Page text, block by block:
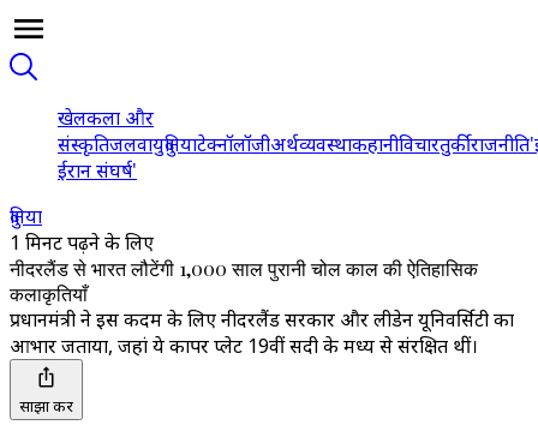
खेलकला और
संस्कृतिजलवायुदुनियाटेक्नॉलॉजीअर्थव्यवस्थाकहानीविचारतुर्कीराजनीति
ईरान संघर्ष'
दुनिया
1 मिनट पढ़ने के लिए
नीदरलैंड से भारत लौटेंगी 1,000 साल पुरानी चोल काल की ऐतिहासिक
कलाकृतियाँ
प्रधानमंत्री ने इस कदम के लिए नीदरलैंड सरकार और लीडेन यूनिवर्सिटी का
आभार जताया, जहां ये कापर प्लेट 19वीं सदी के मध्य से संरक्षित थीं।
साझा करें